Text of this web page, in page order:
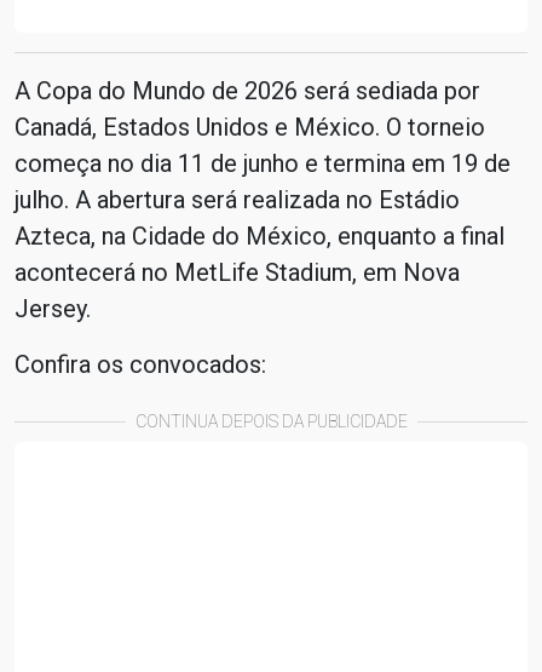
A Copa do Mundo de 2026 será sediada por
Canadá, Estados Unidos e México. O torneio
começa no dia 11 de junho e termina em 19 de
julho. A abertura será realizada no Estádio
Azteca, na Cidade do México, enquanto a final
acontecerá no MetLife Stadium, em Nova
Jersey.
Confira os convocados:
CONTINUA DEPOIS DA PUBLICIDADE